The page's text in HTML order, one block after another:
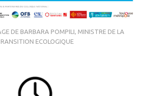
DE BARBARA POMPILI, MINISTRE DE LA
ECOLOGIQUE